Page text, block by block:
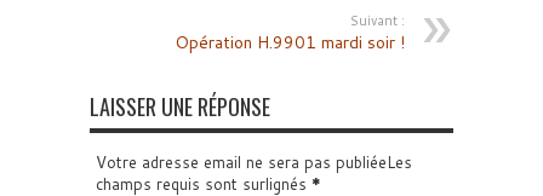
Suivant :
Opération H.9901 mardi soir !
LAISSER UNE RÉPONSE
Votre adresse email ne sera pas publiéeLes
champs requis sont surlignés *